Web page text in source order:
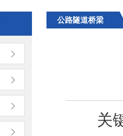
公路隧道桥梁
关键